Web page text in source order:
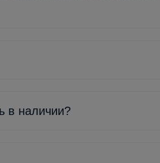
в наличии?